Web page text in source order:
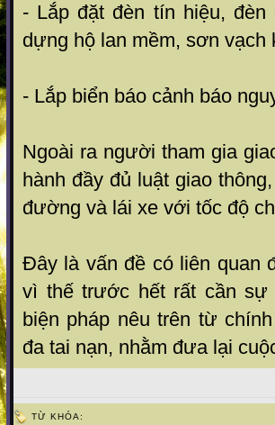
- Lắp đặt đèn tín hiệu,
dựng hộ lan mềm, sơn vạch
- Lắp biển báo cảnh báo
Ngoài ra người tham gia
hành đầy đủ luật giao
đường và lái xe với tốc độ
Đây là vấn đề có liên quan
vì thế trước hết rất cần sự
biện pháp nêu trên từ
đa tai nạn, nhằm đưa lại
TỪ KHÓA: